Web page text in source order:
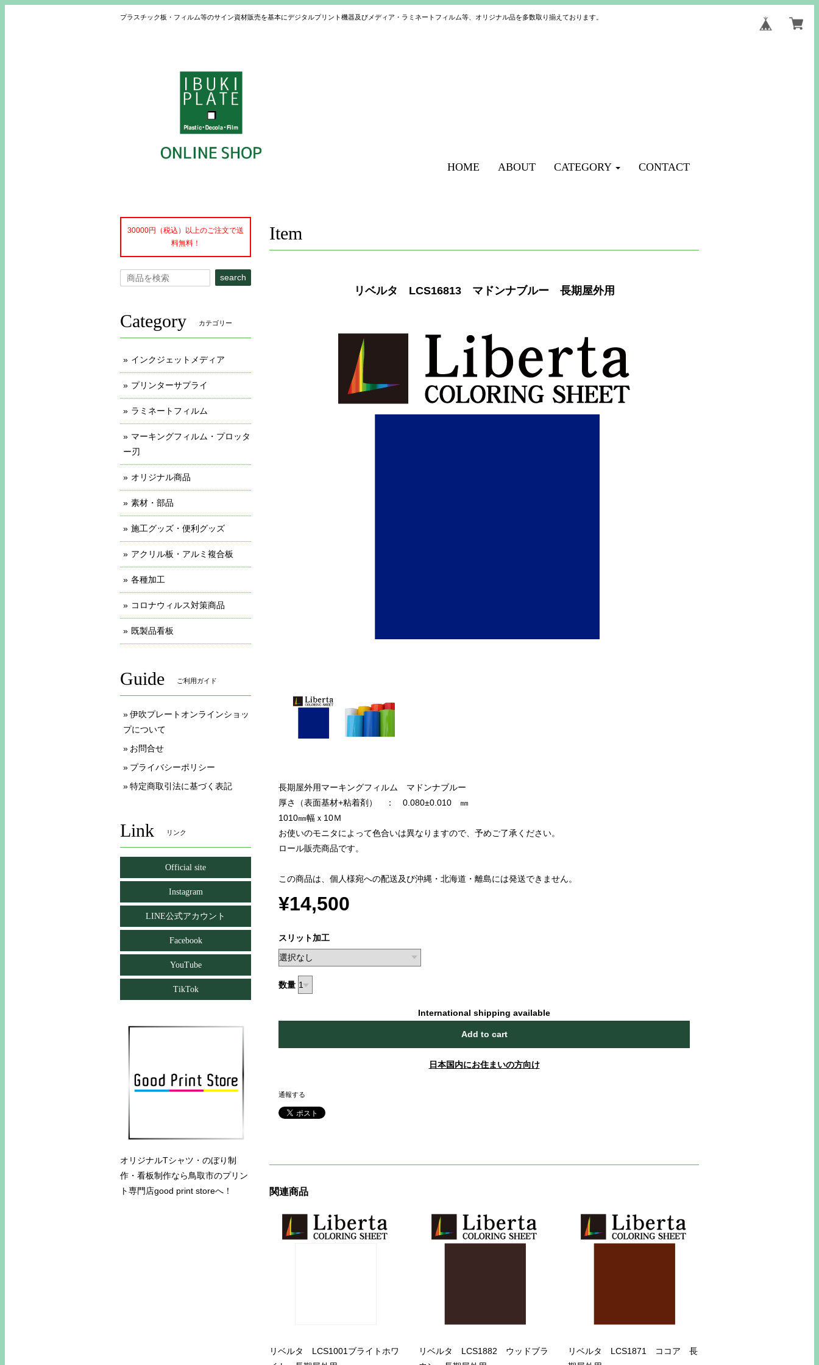
プラスチック板・フィルム等のサイン資材販売を基本にデジタルプリント機器及びメディア・ラミネートフィルム等、オリジナル品を多数取り揃えております。
HOME ABOUT CATEGORY CONTACT
Item
リベルタ LCS16813 マドンナブルー 長期屋外用
長期屋外用マーキングフィルム マドンナブルー
厚さ（表面基材+粘着剤） ： 0.080±0.010 ㎜
1010㎜幅ｘ10Ｍ
お使いのモニタによって色合いは異なりますので、予めご了承ください。
ロール販売商品です。
この商品は、個人様宛への配送及び沖縄・北海道・離島には発送できません。
¥14,500
スリット加工
数量
International shipping available
Add to cart
日本国内にお住まいの方向け
通報する
関連商品
リベルタ LCS1001ブライトホワ
リベルタ LCS1882 ウッドブラ
リベルタ LCS1871 ココア 長
30000円（税込）以上のご注文で送
料無料！
search
Category カテゴリー
インクジェットメディア
プリンターサプライ
ラミネートフィルム
マーキングフィルム・プロッタ
ー刃
オリジナル商品
素材・部品
施工グッズ・便利グッズ
アクリル板・アルミ複合板
各種加工
コロナウィルス対策商品
既製品看板
Guide ご利用ガイド
伊吹プレートオンラインショッ
プについて
お問合せ
プライバシーポリシー
特定商取引法に基づく表記
Link リンク
Official site
Instagram
LINE公式アカウント
Facebook
YouTube
TikTok
オリジナルTシャツ・のぼり制
作・看板制作なら鳥取市のプリン
ト専門店good print storeへ！